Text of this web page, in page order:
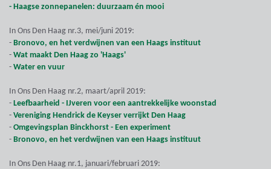
- Haagse zonnepanelen: duurzaam én mooi
In Ons Den Haag nr.3, mei/juni 2019:
- Bronovo, en het verdwijnen van een Haags instituut
- Wat maakt Den Haag zo 'Haags'
- Water en vuur
In Ons Den Haag nr.2, maart/april 2019:
- Leefbaarheid - IJveren voor een aantrekkelijke woonstad
- Vereniging Hendrick de Keyser verrijkt Den Haag
- Omgevingsplan Binckhorst - Een experiment
- Bronovo, en het verdwijnen van een Haags instituut
In Ons Den Haag nr.1, januari/februari 2019: